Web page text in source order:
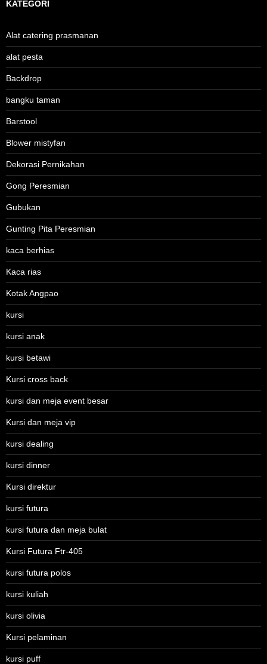
KATEGORI
Alat catering prasmanan
alat pesta
Backdrop
bangku taman
Barstool
Blower mistyfan
Dekorasi Pernikahan
Gong Peresmian
Gubukan
Gunting Pita Peresmian
kaca berhias
Kaca rias
Kotak Angpao
kursi
kursi anak
kursi betawi
Kursi cross back
kursi dan meja event besar
Kursi dan meja vip
kursi dealing
kursi dinner
Kursi direktur
kursi futura
kursi futura dan meja bulat
Kursi Futura Ftr-405
kursi futura polos
kursi kuliah
kursi olivia
Kursi pelaminan
kursi puff